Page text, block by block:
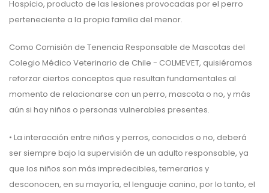
Hospicio, producto de las lesiones provocadas por el perro
perteneciente a la propia familia del menor.
Como Comisión de Tenencia Responsable de Mascotas del
Colegio Médico Veterinario de Chile - COLMEVET, quisiéramos
reforzar ciertos conceptos que resultan fundamentales al
momento de relacionarse con un perro, mascota o no, y más
aún si hay niños o personas vulnerables presentes.
• La interacción entre niños y perros, conocidos o no, deberá
ser siempre bajo la supervisión de un adulto responsable, ya
que los niños son más impredecibles, temerarios y
desconocen, en su mayoría, el lenguaje canino, por lo tanto, el